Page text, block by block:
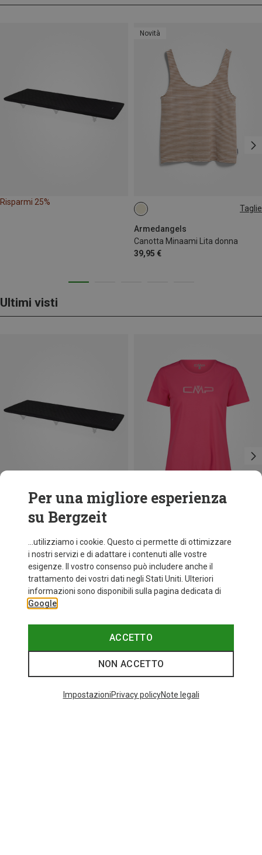
Risparmi 25%
Novità
Taglie
Armedangels
Canotta Minaami Lita donna
39,95 €
M
Ultimi visti
Risparmi 25%
Per una migliore esperienza
su Bergzeit
...utilizziamo i cookie. Questo ci permette di ottimizzare
i nostri servizi e di adattare i contenuti alle vostre
esigenze. Il vostro consenso può includere anche il
trattamento dei vostri dati negli Stati Uniti. Ulteriori
informazioni sono disponibili sulla pagina dedicata di
Google
ACCETTO
NON ACCETTO
ImpostazioniPrivacy policyNote legali